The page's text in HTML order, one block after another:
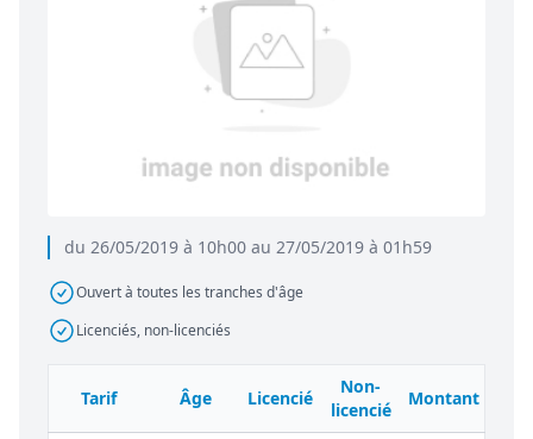
du 26/05/2019 à 10h00 au 27/05/2019 à 01h59
Ouvert à toutes les tranches d'âge
Licenciés, non-licenciés
Tarif Âge Licencié
Non-
licencié
Montant